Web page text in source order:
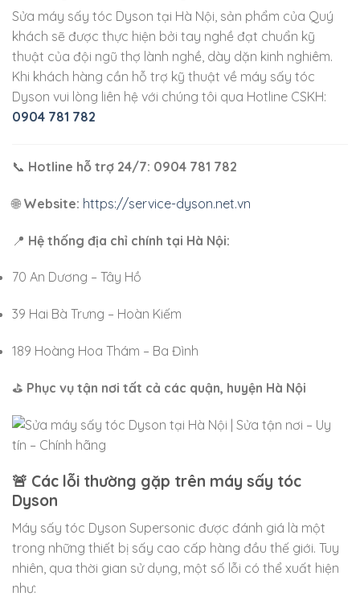
Sửa máy sấy tóc Dyson tại Hà Nội, sản phẩm của Quý
khách sẽ được thực hiện bởi tay nghề đạt chuẩn kỹ
thuật của đội ngũ thợ lành nghề, dày dặn kinh nghiêm.
Khi khách hàng cần hỗ trợ kỹ thuật về máy sấy tóc
Dyson vui lòng liên hệ với chúng tôi qua Hotline CSKH:
0904 781 782
📞 Hotline hỗ trợ 24/7: 0904 781 782
🌐 Website: https://service-dyson.net.vn
📍 Hệ thống địa chỉ chính tại Hà Nội:
70 An Dương – Tây Hồ
39 Hai Bà Trưng – Hoàn Kiếm
189 Hoàng Hoa Thám – Ba Đình
⛳ Phục vụ tận nơi tất cả các quận, huyện Hà Nội
🚨 Các lỗi thường gặp trên máy sấy tóc
Dyson
Máy sấy tóc Dyson Supersonic được đánh giá là một
trong những thiết bị sấy cao cấp hàng đầu thế giới. Tuy
nhiên, qua thời gian sử dụng, một số lỗi có thể xuất hiện
như: